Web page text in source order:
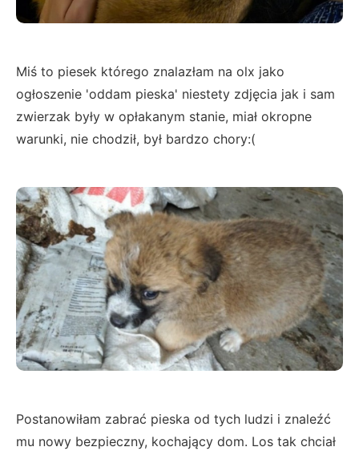
Miś to piesek którego znalazłam na olx jako
ogłoszenie 'oddam pieska' niestety zdjęcia jak i sam
zwierzak były w opłakanym stanie, miał okropne
warunki, nie chodził, był bardzo chory:(
Postanowiłam zabrać pieska od tych ludzi i znaleźć
mu nowy bezpieczny, kochający dom. Los tak chciał